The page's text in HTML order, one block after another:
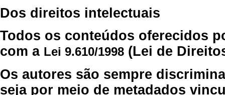
Dos direitos intelectuais
Todos os conteúdos oferecidos
com a Lei 9.610/1998 (Lei de
Os autores são sempre
seja por meio de metadados